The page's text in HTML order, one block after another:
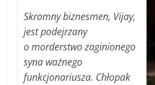
Skromny biznesmen, Vijay,
jest podejrzany
o morderstwo zaginionego
syna ważnego
funkcjonariusza. Chłopak